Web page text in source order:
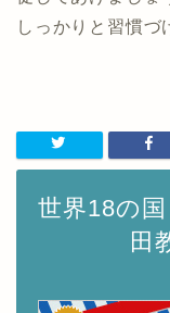
しっかりと習慣づ
世界18の
田